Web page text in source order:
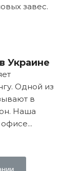
завес.
Украине
Одной из
в
Наша